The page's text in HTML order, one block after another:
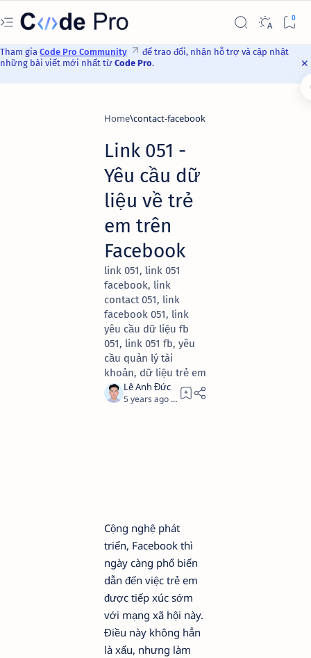
Tham gia Code Pro Community
để trao đổi, nhận hỗ trợ và cập nhật
những bài viết mới nhất từ Code Pro.
Home contact-facebook
Link 051 -
Yêu cầu dữ
liệu về trẻ
em trên
Facebook
link 051, link 051
facebook, link
contact 051, link
facebook 051, link
yêu cầu dữ liệu fb
051, link 051 fb, yêu
cầu quản lý tài
khoản, dữ liệu trẻ em
5 years ago 2
Cộng nghệ phát
triển, Facebook thì
ngày càng phổ biến
dẫn đến việc trẻ em
được tiếp xúc sớm
với mạng xã hội này.
Điều này không hẳn
là xấu, nhưng làm